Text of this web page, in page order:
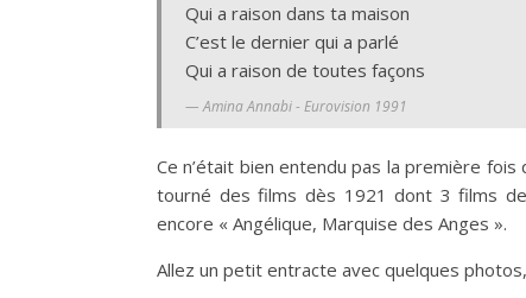
Qui a raison dans ta maison
C’est le dernier qui a parlé
Qui a raison de toutes façons
Amina Annabi - Eurovision 1991
Ce n’était bien entendu pas la première
tourné des films dès 1921 dont 3 films
encore « Angélique, Marquise des Anges ».
Allez un petit entracte avec quelques